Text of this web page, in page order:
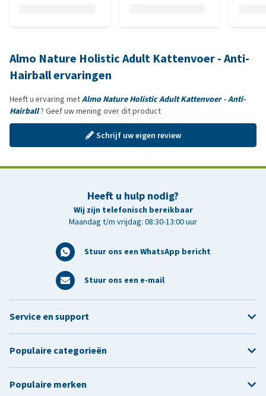
Almo Nature Holistic Adult Kattenvoer - Anti-
Hairball ervaringen
Heeft u ervaring metAlmo Nature Holistic Adult Kattenvoer - Anti-
Hairball? Geef uw mening over dit product
Schrijf uw eigen review
Heeft u hulp nodig?
Wij zijn telefonisch bereikbaar
Maandag t/m vrijdag: 08:30-13:00 uur
Stuur ons een WhatsApp bericht
Stuur ons een e-mail
Service en support
Populaire categorieën
Populaire merken